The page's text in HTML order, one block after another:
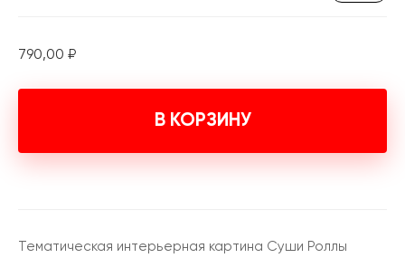
790,00 ₽
В КОРЗИНУ
Тематическая интерьерная картина Суши Роллы